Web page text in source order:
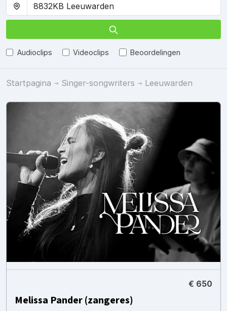
Audioclips Videoclips Beoordelingen
Startpagina Singer-songwriters Leeuwarden
€ 650
Melissa Pander (zangeres)